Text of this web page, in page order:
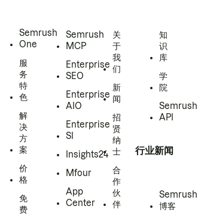
Semrush
One
服
务
特
色
解
决
方
案
价
格
免
费
Semrush
MCP
Enterprise
SEO
Enterprise
AIO
Enterprise
SI
Insights24
Mfour
App
Center
关
于
我
们
新
闻
招
贤
纳
士
合
作
伙
伴
知
识
库
学
院
Semrush
API
行业新闻
Semrush
博客